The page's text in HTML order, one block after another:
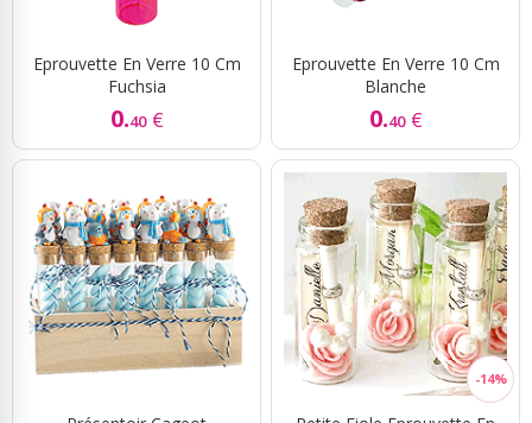
Eprouvette En Verre 10 Cm
Fuchsia
0.40 €
Eprouvette En Verre 10 Cm
Blanche
0.40 €